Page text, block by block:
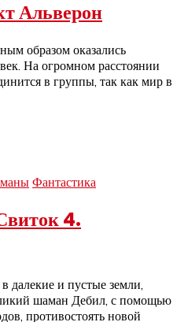
Альверон
образом оказались
На огромном расстоянии
в группы, так как мир в
Фантастика
4.
далекие и пустые земли,
шаман Дебил, с помощью
противостоять новой